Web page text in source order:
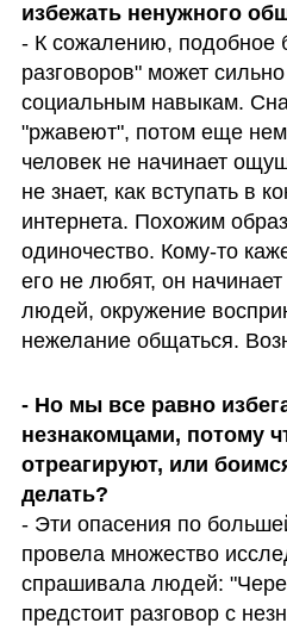
- К сожалению, подобное
разговоров" может
социальным навыкам.
"ржавеют", потом еще
человек не начинает
не знает, как вступать в
интернета. Похожим
одиночество. Кому-то
его не любят, он начинает
людей, окружение
нежелание общаться.
- Но мы все равно
незнакомцами, потому
отреагируют, или
- Эти опасения по
провела множество
спрашивала людей:
предстоит разговор с